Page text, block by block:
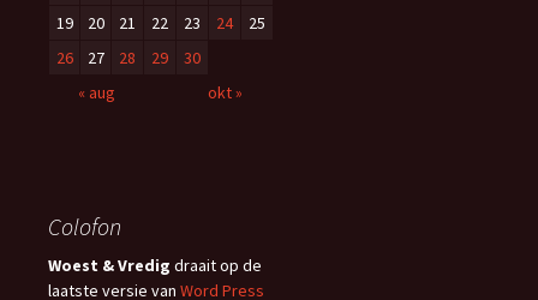
« aug okt »
19
20 21 22 23 24
25
26
27 28 29 30
Colofon
Woest & Vredig draait op de
laatste versie van Word Press